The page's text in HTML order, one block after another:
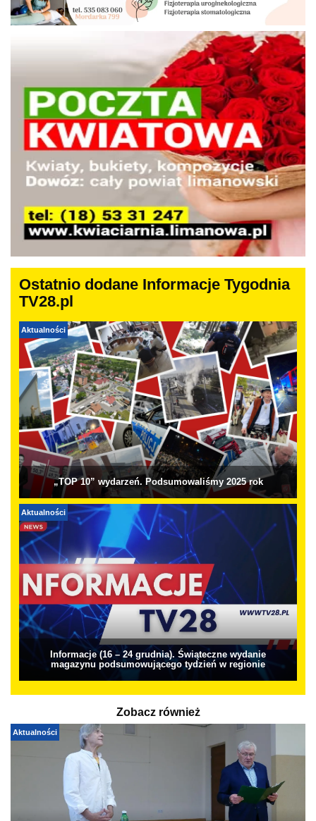
Ostatnio dodane Informacje Tygodnia
TV28.pl
Aktualności
„TOP 10” wydarzeń. Podsumowaliśmy 2025 rok
Aktualności
Informacje (16 – 24 grudnia). Świąteczne wydanie
magazynu podsumowującego tydzień w regionie
Zobacz również
Aktualności